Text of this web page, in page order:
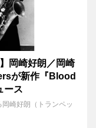
岡崎好朗／岡崎
が新作『Blood
ース
崎好朗（トランペッ